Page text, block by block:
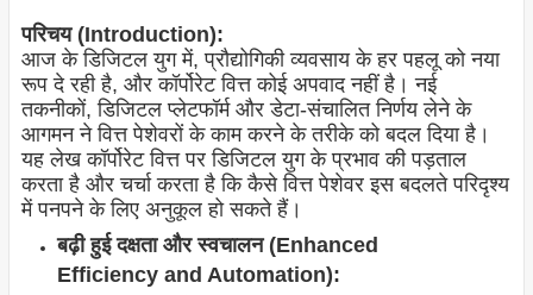
परिचय (Introduction):
आज के डिजिटल युग में, प्रौद्योगिकी व्यवसाय के हर पहलू को नया
रूप दे रही है, और कॉर्पोरेट वित्त कोई अपवाद नहीं है। नई
तकनीकों, डिजिटल प्लेटफॉर्म और डेटा-संचालित निर्णय लेने के
आगमन ने वित्त पेशेवरों के काम करने के तरीके को बदल दिया है।
यह लेख कॉर्पोरेट वित्त पर डिजिटल युग के प्रभाव की पड़ताल
करता है और चर्चा करता है कि कैसे वित्त पेशेवर इस बदलते परिदृश्य
में पनपने के लिए अनुकूल हो सकते हैं।
बढ़ी हुई दक्षता और स्वचालन (Enhanced
Efficiency and Automation):